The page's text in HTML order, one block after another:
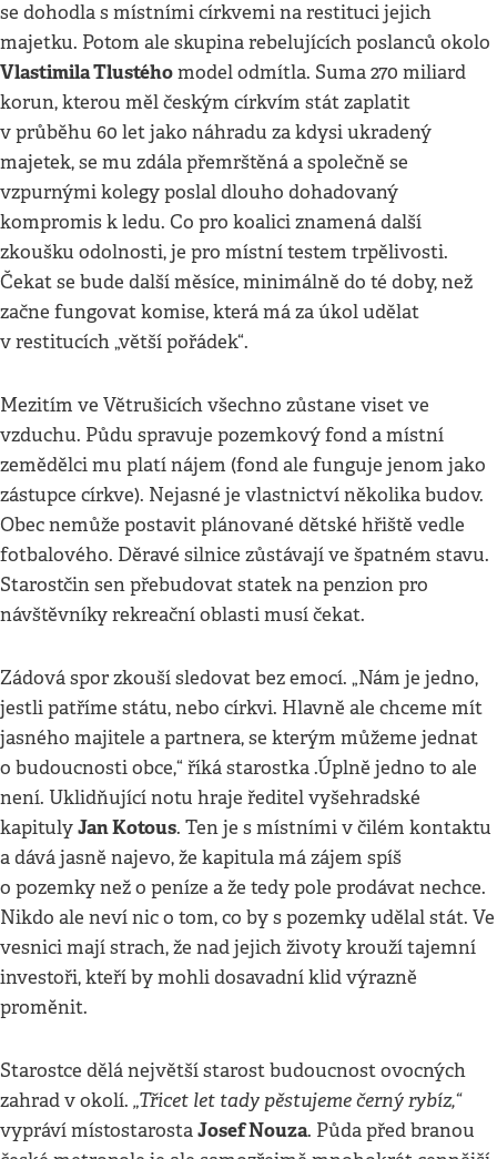
se dohodla s místními církvemi na restituci jejich
majetku. Potom ale skupina rebelujících poslanců okolo
Vlastimila Tlustéhomodel odmítla. Suma 270 miliard
korun, kterou měl českým církvím stát zaplatit
v průběhu 60 let jako náhradu za kdysi ukradený
majetek, se mu zdála přemrštěná a společně se
vzpurnými kolegy poslal dlouho dohadovaný
kompromis k ledu. Co pro koalici znamená další
zkoušku odolnosti, je pro místní testem trpělivosti.
Čekat se bude další měsíce, minimálně do té doby, než
začne fungovat komise, která má za úkol udělat
v restitucích „větší pořádek“.
Mezitím ve Větrušicích všechno zůstane viset ve
vzduchu. Půdu spravuje pozemkový fond a místní
zemědělci mu platí nájem (fond ale funguje jenom jako
zástupce církve). Nejasné je vlastnictví několika budov.
Obec nemůže postavit plánované dětské hřiště vedle
fotbalového. Děravé silnice zůstávají ve špatném stavu.
Starostčin sen přebudovat statek na penzion pro
návštěvníky rekreační oblasti musí čekat.
Zádová spor zkouší sledovat bez emocí. „Nám je jedno,
jestli patříme státu, nebo církvi. Hlavně ale chceme mít
jasného majitele a partnera, se kterým můžeme jednat
o budoucnosti obce,“ říká starostka .Úplně jedno to ale
není. Uklidňující notu hraje ředitel vyšehradské
kapitulyJan Kotous. Ten je s místními v čilém kontaktu
a dává jasně najevo, že kapitula má zájem spíš
o pozemky než o peníze a že tedy pole prodávat nechce.
Nikdo ale neví nic o tom, co by s pozemky udělal stát. Ve
vesnici mají strach, že nad jejich životy krouží tajemní
investoři, kteří by mohli dosavadní klid výrazně
proměnit.
Starostce dělá největší starost budoucnost ovocných
zahrad v okolí. „Třicet let tady pěstujeme černý rybíz,“
vypráví místostarostaJosef Nouza. Půda před branou